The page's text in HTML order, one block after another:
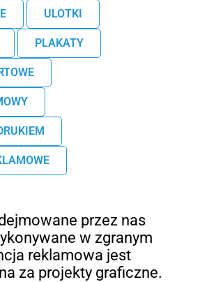
ULOTKI
PLAKATY
przez nas
w zgranym
reklamowa jest
za projekty graficzne.